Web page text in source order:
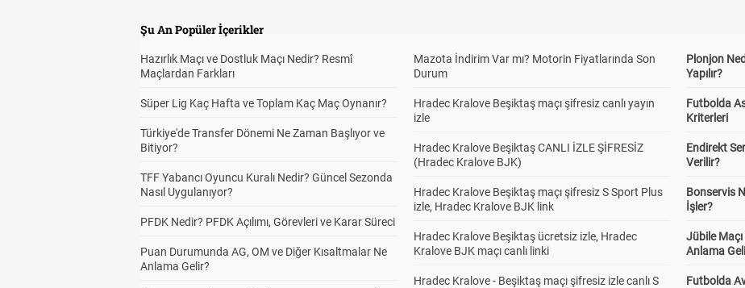
Şu An Popüler İçerikler
Hazırlık Maçı ve Dostluk Maçı Nedir? Resmî
Maçlardan Farkları
Süper Lig Kaç Hafta ve Toplam Kaç Maç Oynanır?
Türkiye'de Transfer Dönemi Ne Zaman Başlıyor ve
Bitiyor?
TFF Yabancı Oyuncu Kuralı Nedir? Güncel Sezonda
Nasıl Uygulanıyor?
PFDK Nedir? PFDK Açılımı, Görevleri ve Karar Süreci
Puan Durumunda AG, OM ve Diğer Kısaltmalar Ne
Anlama Gelir?
Mazota İndirim Var mı? Motorin Fiyatlarında Son
Durum
Hradec Kralove Beşiktaş maçı şifresiz canlı yayın
izle
Hradec Kralove Beşiktaş CANLI İZLE ŞİFRESİZ
(Hradec Kralove BJK)
Hradec Kralove Beşiktaş maçı şifresiz S Sport Plus
izle, Hradec Kralove BJK link
Hradec Kralove Beşiktaş ücretsiz izle, Hradec
Kralove BJK maçı canlı linki
Hradec Kralove - Beşiktaş maçı şifresiz izle canlı S
Plonjon
Yapılır?
Futbolda
Kriterleri
Endirekt
Verilir?
Bonservis
İşler?
Jübile
Anlama
Futbolda